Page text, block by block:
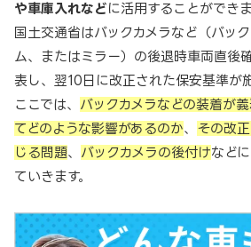
や車庫入れなどに活用することができ
国土交通省はバックカメラなど（バッ
ム、またはミラー）の後退時車両直後
表し、翌10日に改正された保安基準が
ここでは、 バックカメラなどの装着が
てどのような影響があるのか、 その改
じる問題、 バックカメラの後付けなど
ていきます。